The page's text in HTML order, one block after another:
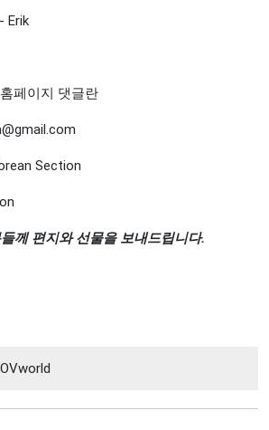
Erik
페이지 댓글란
Section
께 편지와 선물을 보내드립니다.